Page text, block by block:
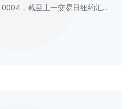
，截至上一交易日纽约汇
。